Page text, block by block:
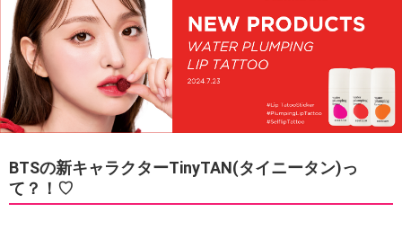
BTSの新キャラクターTinyTAN(タイニータン)っ
て？！♡